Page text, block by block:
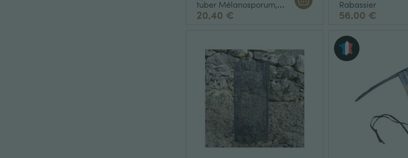
tuber Mélanosporum,
substrat
20,40 €
Rabassier
56,00 €